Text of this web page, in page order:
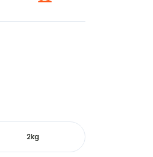
2kg